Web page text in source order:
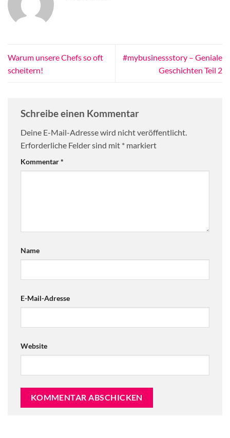
Warum unsere Chefs so oft
scheitern!
#mybusinessstory – Geniale
Geschichten Teil 2
Schreibe einen Kommentar
Deine E-Mail-Adresse wird nicht veröffentlicht.
Erforderliche Felder sind mit * markiert
Kommentar*
Name
E-Mail-Adresse
Website